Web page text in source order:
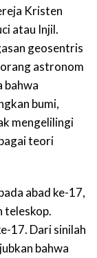
Kristen
atau Injil.
geosentris
astronom
bahwa
bumi,
mengelilingi
teori
abad ke-17,
teleskop.
17. Dari sinilah
bahwa